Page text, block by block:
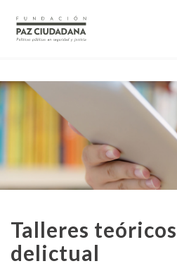
Talleres
delictual